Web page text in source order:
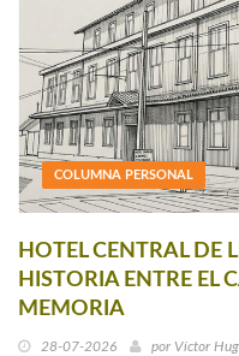
COLUMNA PERSONAL
HOTEL CENTRAL DE
HISTORIA ENTRE EL
MEMORIA
28-07-2026 por Víctor